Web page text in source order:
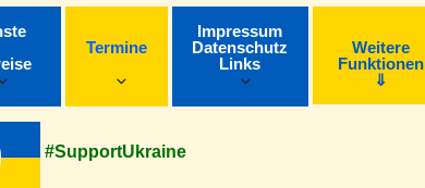
Termine
Impressum
Datenschutz
Links
Weitere
Funktionen
⇓
#SupportUkraine